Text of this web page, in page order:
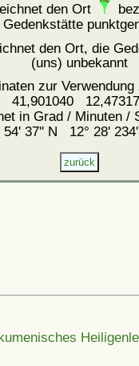
den Ort
Gedenkstätte
den Ort, die
(uns) unbekannt
zur
41,901040
in Grad / Minuten /
54' 37'' N 12° 28'